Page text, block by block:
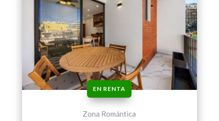
EN RENTA
Zona Romántica